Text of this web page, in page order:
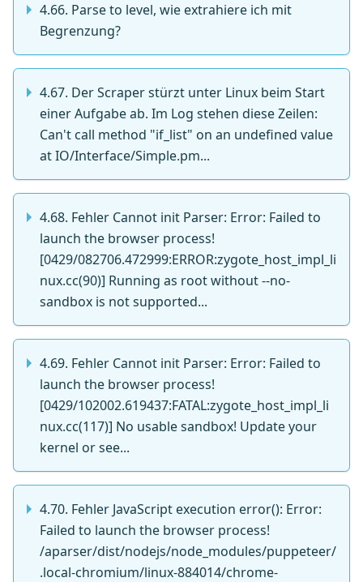
4.66. Parse to level, wie extrahiere ich mit
Begrenzung?
4.67. Der Scraper stürzt unter Linux beim Start
einer Aufgabe ab. Im Log stehen diese Zeilen:
Can't call method "if_list" on an undefined value
at IO/Interface/Simple.pm...
4.68. Fehler Cannot init Parser: Error: Failed to
launch the browser process!
[0429/082706.472999:ERROR:zygote_host_impl_li
nux.cc(90)] Running as root without --no-
sandbox is not supported...
4.69. Fehler Cannot init Parser: Error: Failed to
launch the browser process!
[0429/102002.619437:FATAL:zygote_host_impl_li
nux.cc(117)] No usable sandbox! Update your
kernel or see...
4.70. Fehler JavaScript execution error(): Error:
Failed to launch the browser process!
/aparser/dist/nodejs/node_modules/puppeteer/
.local-chromium/linux-884014/chrome-